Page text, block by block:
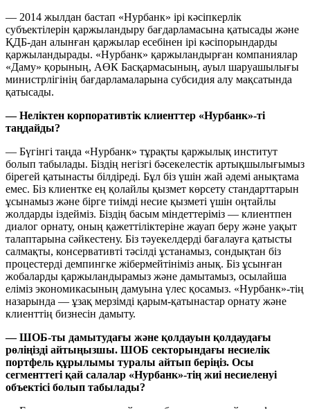
— 2014 жылдан бастап «Нурбанк» ірі кәсіпкерлік
субъектілерін қаржыландыру бағдарламасына қатысады және
ҚДБ-дан алынған қаржылар есебінен ірі кәсіпорындарды
қаржыландырады. «Нурбанк» қаржыландырған компаниялар
«Даму» қорының, АӨК Басқармасының, ауыл шаруашылығы
министрлігінің бағдарламаларына субсидия алу мақсатында
қатысады.
— Неліктен корпоративтік клиенттер «Нурбанк»-ті
таңдайды?
— Бүгінгі таңда «Нурбанк» тұрақты қаржылық институт
болып табылады. Біздің негізгі бәсекелестік артықшылығымыз
бірегей қатынасты білдіреді. Бұл біз үшін жай әдемі анықтама
емес. Біз клиентке ең қолайлы қызмет көрсету стандарттарын
ұсынамыз және бірге тиімді несие қызметі үшін оңтайлы
жолдарды іздейміз. Біздің басым міндеттеріміз — клиентпен
диалог орнату, оның қажеттіліктеріне жауап беру және уақыт
талаптарына сәйкестену. Біз тәуекелдерді бағалауға қатысты
салмақты, консервативті тәсілді ұстанамыз, сондықтан біз
процестерді демпингке жібермейтініміз анық. Біз ұсынған
жобаларды қаржыландырамыз және дамытамыз, осылайша
еліміз экономикасының дамуына үлес қосамыз. «Нурбанк»-тің
назарында — ұзақ мерзімді қарым-қатынастар орнату және
клиенттің бизнесін дамыту.
— ШОБ-ты дамытудағы және қолдауын қолдаудағы
рөліңізді айтыңызшы. ШОБ секторындағы несиелік
портфель құрылымы туралы айтып беріңіз. Осы
сегменттегі қай салалар «Нурбанк»-тің жиі несиеленуі
объектісі болып табылады?